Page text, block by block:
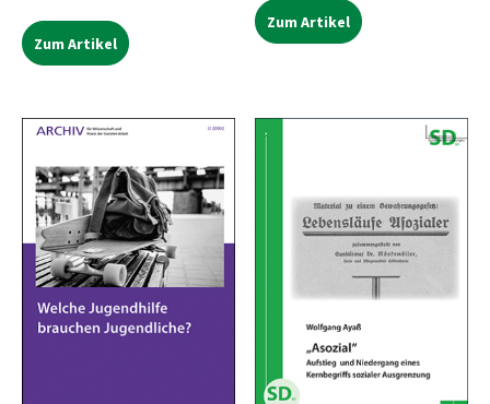
Zum Artikel
Zum Artikel